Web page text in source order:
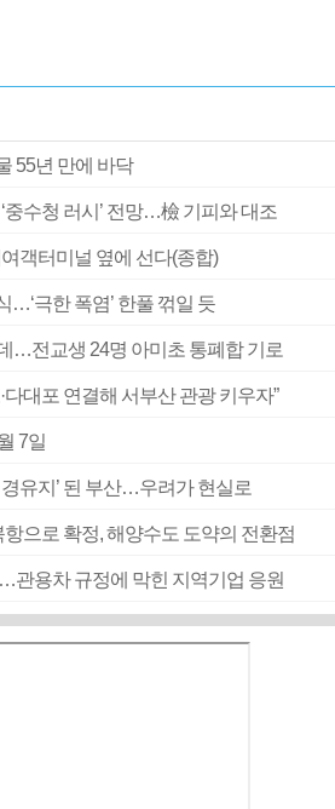
55년 만에 바닥
중수청 러시’ 전망…檢 기피와 대조
객터미널 옆에 선다(종합)
…‘극한 폭염’ 한풀 꺾일 듯
…전교생 24명 아미초 통폐합 기로
다대포 연결해 서부산 관광 키우자”
7일
유지’ 된 부산…우려가 현실로
으로 확정, 해양수도 도약의 전환점
관용차 규정에 막힌 지역기업 응원